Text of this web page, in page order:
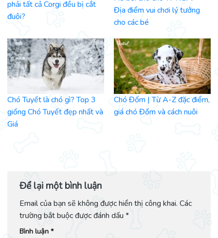
phải tất cả Corgi đều bị cắt
đuôi?
Địa điểm vui chơi lý tưởng
cho các bé
Chó Tuyết là chó gì? Top 3
giống Chó Tuyết đẹp nhất và
Giá
Chó Đốm | Từ A-Z đặc điểm,
giá chó Đốm và cách nuôi
Để lại một bình luận
Email của bạn sẽ không được hiển thị công khai. Các
trường bắt buộc được đánh dấu *
Bình luận *